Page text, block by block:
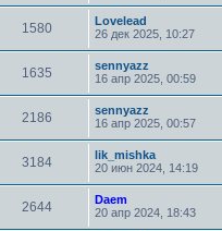
1580
Lovelead
26 дек 2025, 10:27
1635
sennyazz
16 апр 2025, 00:59
2186
sennyazz
16 апр 2025, 00:57
3184
lik_mishka
20 июн 2024, 14:19
2644
Daem
20 апр 2024, 18:43